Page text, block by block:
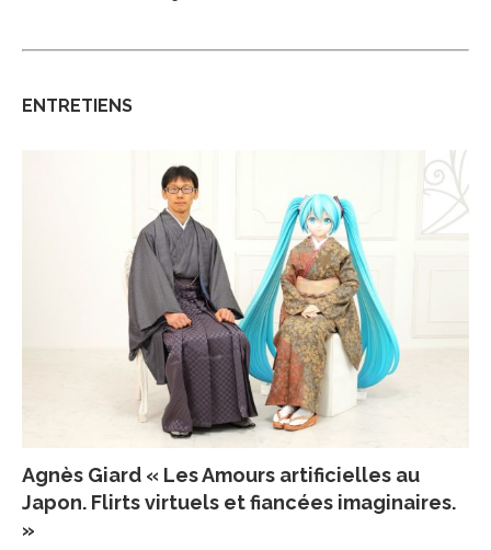
ENTRETIENS
Agnès Giard « Les Amours artificielles au
Japon. Flirts virtuels et fiancées imaginaires.
»